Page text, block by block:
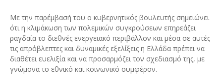
Με την παρέμβασή του ο κυβερνητικός βουλευτής σημειώνει
ότι η κλιμάκωση των πολεμικών συγκρούσεων επηρεάζει
ραγδαία το διεθνές ενεργειακό περιβάλλον και μέσα σε αυτές
τις απρόβλεπτες και δυναμικές εξελίξεις η Ελλάδα πρέπει να
διαθέτει ευελιξία και να προσαρμόζει τον σχεδιασμό της, με
γνώμονα το εθνικό και κοινωνικό συμφέρον.